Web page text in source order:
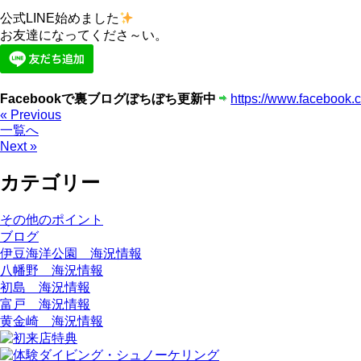
公式LINE始めました
お友達になってくださ～い。
Facebookで裏ブログぼちぼち更新中
https://
« Previous
一覧へ
Next »
カテゴリー
その他のポイント
ブログ
伊豆海洋公園 海況情報
八幡野 海況情報
初島 海況情報
富戸 海況情報
黄金崎 海況情報